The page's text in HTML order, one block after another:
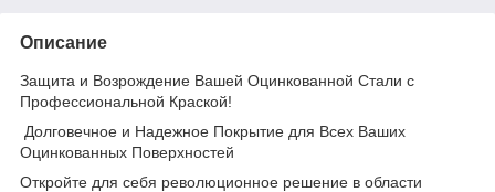
Описание
Защита и Возрождение Вашей Оцинкованной Стали с
Профессиональной Краской!
Долговечное и Надежное Покрытие для Всех Ваших
Оцинкованных Поверхностей
Откройте для себя революционное решение в области